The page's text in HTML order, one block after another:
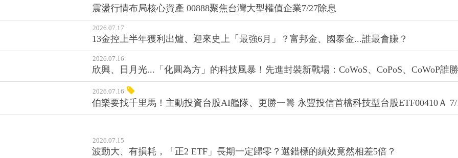
2026.07.21
震盪行情布局核心資產 00888聚焦台灣大型權值企業7/27除息
2026.07.17
13金控上半年獲利出爐、迎來史上「最強6月」？富邦金、國泰金...誰最會賺？
2026.07.16
欣興、日月光...「化圓為方」的科技風暴！先進封裝新戰場：CoWoS、CoPoS、CoWoP誰
2026.07.16
伯樂要找千里馬！主動投資台股AI艦隊、更勝一籌 永豐投信首檔科技型台股ETF00410Ａ
2026.07.15